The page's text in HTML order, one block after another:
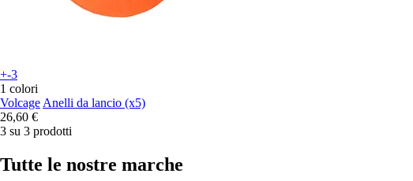
+-3
1 colori
Volcage Anelli da lancio (x5)
26,60 €
3 su 3 prodotti
Tutte le nostre marche